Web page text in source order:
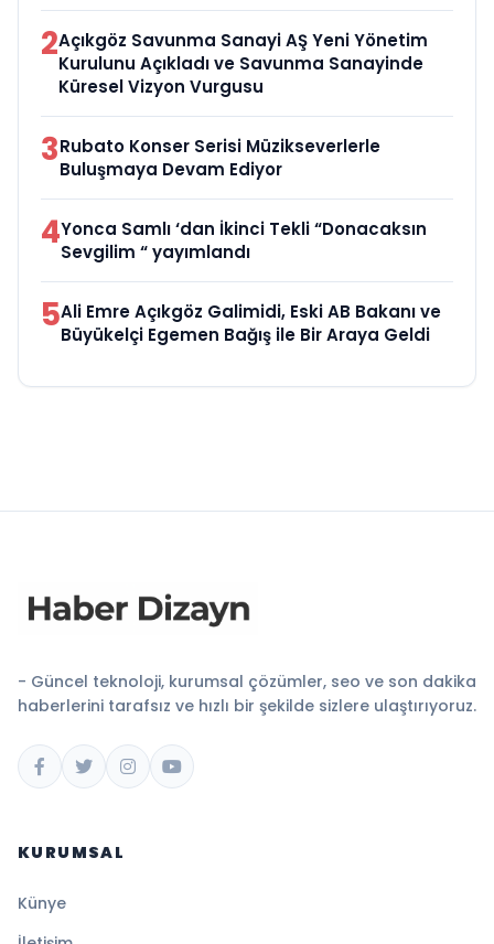
2Açıkgöz Savunma Sanayi AŞ Yeni Yönetim
Kurulunu Açıkladı ve Savunma Sanayinde
Küresel Vizyon Vurgusu
3Rubato Konser Serisi Müzikseverlerle
Buluşmaya Devam Ediyor
4Yonca Samlı ‘dan İkinci Tekli “Donacaksın
Sevgilim “ yayımlandı
5Ali Emre Açıkgöz Galimidi, Eski AB Bakanı ve
Büyükelçi Egemen Bağış ile Bir Araya Geldi
- Güncel teknoloji, kurumsal çözümler, seo ve son dakika
haberlerini tarafsız ve hızlı bir şekilde sizlere ulaştırıyoruz.
KURUMSAL
Künye